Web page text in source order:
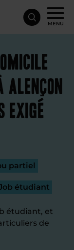
MENU
Alençon
exigé
partiel
étudiant
étudiant, et
de